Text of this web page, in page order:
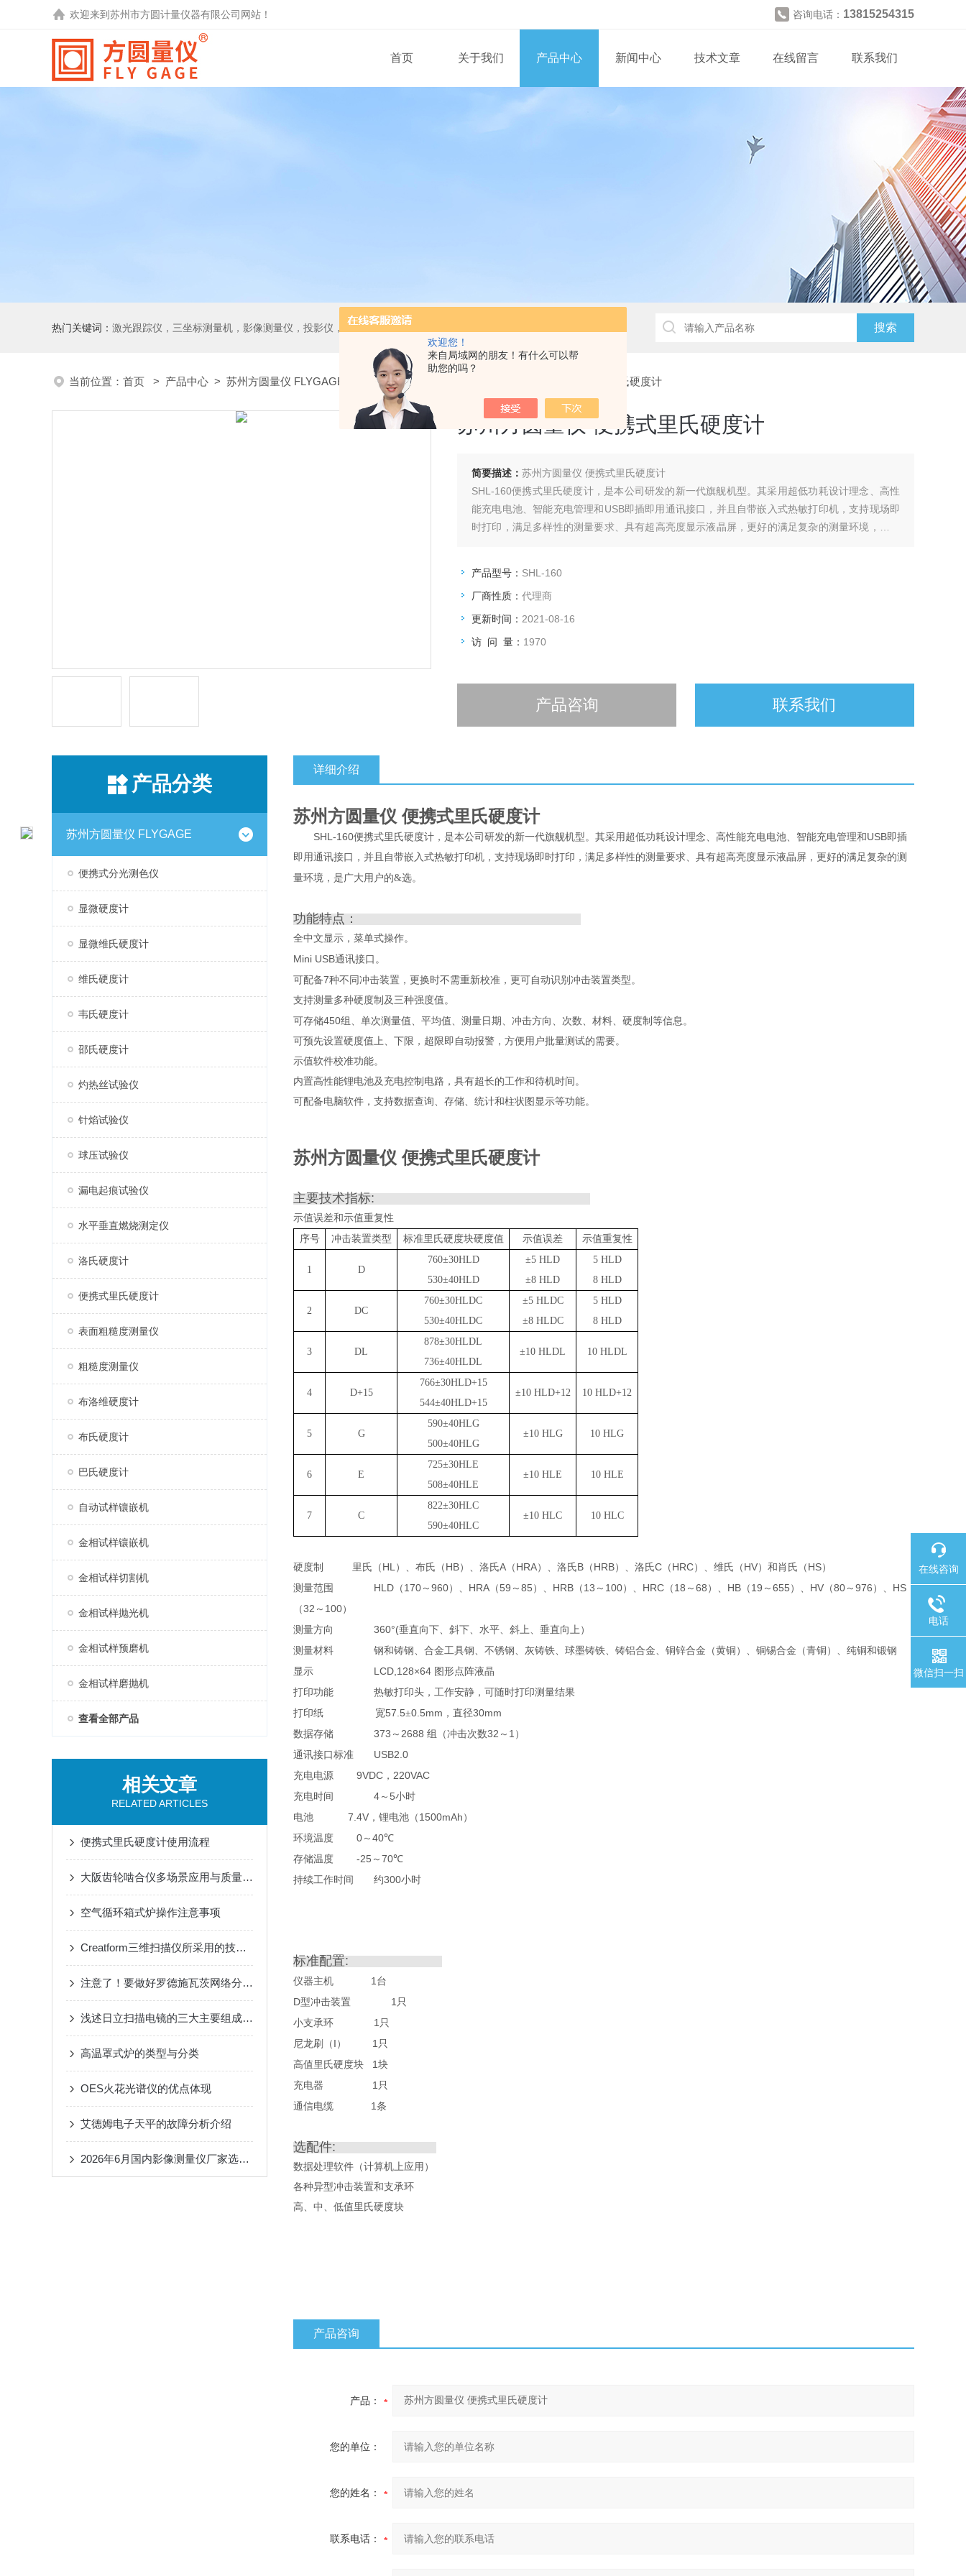
欢迎您！
来自局域网的朋友！有什么可以帮
助您的吗？
欢迎来到 苏州市方圆计量仪器有限公司 网站！ 咨询电话： 13815254315
首页 关于我们 产品中心 新闻中心 技术文章 在线留言 联系我们
热门关键词： 激光跟踪仪，三坐标测量机，影像测量仪，投影仪，工具显微镜，粗糙度仪、轮廓仪，圆度圆柱度仪，齿轮啮合仪，齿轮检测中心，测高仪，测长仪，激光测径仪，气动量仪，通用量具，硬度计，光谱分析仪，万能试验机，金相设备，内窥镜，无损检测，环境试验，表面涂装检测等精密仪器
当前位置： 首页 > 产品中心 > 苏州方圆量仪 FLYGAGE 便携式里氏硬度计 > SHL-160苏州方圆量仪 便携式里氏硬度计
苏州方圆量仪 便携式里氏硬度计
简要描述： 苏州方圆量仪 便携式里氏硬度计
SHL-160便携式里氏硬度计，是本公司研发的新一代旗舰机型。其采用超低功耗设计理念、高性
能充电电池、智能充电管理和USB即插即用通讯接口，并且自带嵌入式热敏打印机，支持现场即
时打印，满足多样性的测量要求、具有超高亮度显示液晶屏，更好的满足复杂的测量环境，是广
产品型号： SHL-160
厂商性质： 代理商
更新时间： 2021-08-16
访 问 量： 1970
产品咨询 联系我们
产品分类
苏州方圆量仪 FLYGAGE
便携式分光测色仪
显微硬度计
显微维氏硬度计
维氏硬度计
韦氏硬度计
邵氏硬度计
灼热丝试验仪
针焰试验仪
球压试验仪
漏电起痕试验仪
水平垂直燃烧测定仪
洛氏硬度计
便携式里氏硬度计
表面粗糙度测量仪
粗糙度测量仪
布洛维硬度计
布氏硬度计
巴氏硬度计
自动试样镶嵌机
金相试样镶嵌机
金相试样切割机
金相试样抛光机
金相试样预磨机
金相试样磨抛机
查看全部产品
相关文章
RELATED ARTICLES
便携式里氏硬度计使用流程
大阪齿轮啮合仪多场景应用与质量管控技术解析
空气循环箱式炉操作注意事项
Creatform三维扫描仪所采用的技术及功能特点介绍
注意了！要做好罗德施瓦茨网络分析仪的静电防护
浅述日立扫描电镜的三大主要组成系统
高温罩式炉的类型与分类
OES火花光谱仪的优点体现
艾德姆电子天平的故障分析介绍
2026年6月国内影像测量仪厂家选型指南——以方圆量仪为例
详细介绍
苏州方圆量仪 便携式里氏硬度计
SHL-160便携式里氏硬度计，是本公司研发的新一代旗舰机型。其采用超低功耗设计理念、高性能充电电池、智能充电管理和 USB即插
即用通讯接口，并且 自带嵌入式热敏打印机 ，支持现场即时打印，满足多样性的测量要求、具有超高亮度显示液晶屏，更好的满足复杂的测
量环境，是广大用户的&选。
功能特点：
全中文显示，菜单式操作。
Mini USB通讯接口。
可配备7种不同冲击装置，更换时不需重新校准，更可自动识别冲击装置类型。
支持测量多种硬度制及三种强度值。
可存储450组、单次测量值、平均值、测量日期、冲击方向、次数、材料、硬度制等信息。
可预先设置硬度值上、下限，超限即自动报警，方便用户批量测试的需要。
示值软件校准功能。
内置高性能锂电池及充电控制电路，具有超长的工作和待机时间。
可配备电脑软件，支持数据查询、存储、统计和柱状图显示等功能。
苏州方圆量仪 便携式里氏硬度计
主要技术指标:
示值误差和示值重复性
序号
冲击装置类型 标准里氏硬度块硬度值 示值误差 示值重复性
1 D
760±30HLD
530±40HLD
±5 HLD
±8 HLD
5 HLD
8 HLD
2 DC
760±30HLDC
530±40HLDC
±5 HLDC
±8 HLDC
5 HLD
8 HLD
3 DL
878±30HLDL
736±40HLDL
±10 HLDL 10 HLDL
4 D+15
766±30HLD+15
544±40HLD+15
±10 HLD+12 10 HLD+12
5 G
590±40HLG
500±40HLG
±10 HLG 10 HLG
6 E
725±30HLE
508±40HLE
±10 HLE 10 HLE
7 C
822±30HLC
590±40HLC
±10 HLC 10 HLC
硬度制 里氏（ HL ）、布氏（ HB）、洛氏A （ HRA） 、洛氏B （ HRB） 、洛氏C （ HRC） 、维氏（ HV）和肖氏（ HS）
测量范围
HLD （ 170 ～ 960） 、 HRA （59 ～ 85 ）、 HRB （ 13 ～ 100）、 HRC （ 18 ～ 68 ）、 HB （ 19 ～ 655 ）、 HV （80 ～ 976 ）、 HS
（32 ～ 100）
测量方向
360°(垂直向下、斜下、水平、斜上、垂直向上）
测量材料
钢和铸钢、合金工具钢、不锈钢、灰铸铁、球墨铸铁、铸铝合金、铜锌合金（黄铜）、铜锡合金（青铜）、纯铜和锻钢
显示 LCD,128×64 图形点阵液晶
打印功能
热敏打印头，工作安静，可随时打印测量结果
打印纸
宽57.5±0.5mm ，直径30mm
数据存储 373 ～ 2688 组（冲击次数32 ～ 1 ）
通讯接口标准 USB2.0
充电电源 9VDC ， 220VAC
充电时间 4 ～ 5小时
电池 7.4V ， 锂电池 （ 1500mAh ）
环境温度 0 ～ 40℃
存储温度 -25 ～ 70℃
持续工作时间
约300小时
标准配置:
仪器主机 1 台
D型冲击装置 1 只
小支承环 1 只
尼龙刷（ I ） 1 只
高值里氏硬度块 1 块
充电器 1 只
通信电缆 1 条
选配件:
数据处理软件（计算机上应用）
各种异型冲击装置和支承环
高、中、低值里氏硬度块
产品咨询
产品：
您的单位：
您的姓名：
联系电话：
在线咨询
电话
微信扫一扫